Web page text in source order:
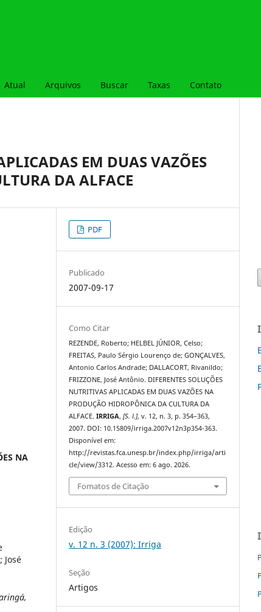
Atual Arquivos Buscar Taxas Contato
EM DUAS VAZÕES
DA ALFACE
NA
; José
PDF
Publicado
2007-09-17
Como Citar
REZENDE, Roberto; HELBEL JÚNIOR, Celso;
FREITAS, Paulo Sérgio Lourenço de; GONÇALVES,
Antonio Carlos Andrade; DALLACORT, Rivanildo;
FRIZZONE, José Antônio. DIFERENTES SOLUÇÕES
NUTRITIVAS APLICADAS EM DUAS VAZÕES NA
PRODUÇÃO HIDROPÔNICA DA CULTURA DA
ALFACE.IRRIGA,[S. l.], v. 12, n. 3, p. 354–363,
2007. DOI: 10.15809/irriga.2007v12n3p354-363.
Disponível em:
http://revistas.fca.unesp.br/index.php/irriga/arti
cle/view/3312. Acesso em: 6 ago. 2026.
Fomatos de Citação
Edição
v. 12 n. 3 (2007): Irriga
Seção
Artigos